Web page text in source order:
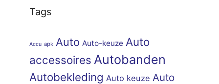
Tags
Accu apk Auto Auto-keuze Auto
accessoires Autobanden
Autobekleding Auto keuze Auto